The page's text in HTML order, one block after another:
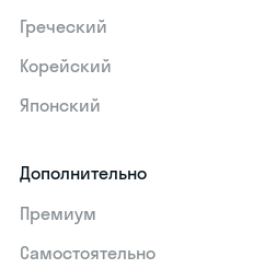
Греческий
Корейский
Японский
Дополнительно
Премиум
Самостоятельно